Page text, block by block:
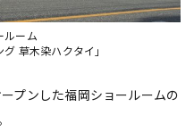
ルーム
草木染ハクタイ」
プンした福岡ショールームの